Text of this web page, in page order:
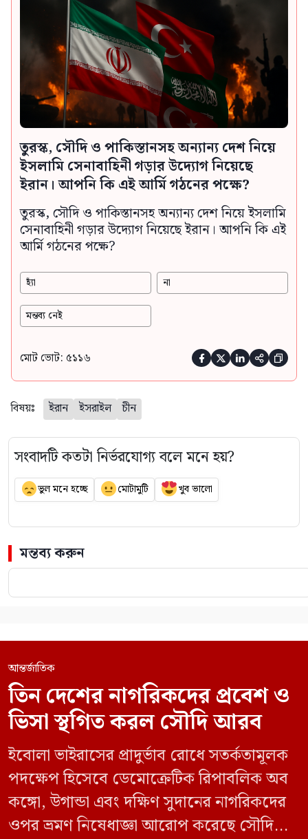
তুরস্ক, সৌদি ও পাকিস্তানসহ অন্যান্য দেশ নিয়ে
ইসলামি সেনাবাহিনী গড়ার উদ্যোগ নিয়েছে
ইরান। আপনি কি এই আর্মি গঠনের পক্ষে?
তুরস্ক, সৌদি ও পাকিস্তানসহ অন্যান্য দেশ নিয়ে ইসলামি
সেনাবাহিনী গড়ার উদ্যোগ নিয়েছে ইরান। আপনি কি এই
আর্মি গঠনের পক্ষে?
হ্যাঁ না
মন্তব্য নেই
মোট ভোট: ৫১১৬     
বিষয়ঃ ইরান ইসরাইল চীন
সংবাদটি কতটা নির্ভরযোগ্য বলে মনে হয়?
ভুল মনে হচ্ছে মোটামুটি খুব ভালো
মন্তব্য করুন
আন্তর্জাতিক
তিন দেশের নাগরিকদের প্রবেশ ও
ভিসা স্থগিত করল সৌদি আরব
ইবোলা ভাইরাসের প্রাদুর্ভাব রোধে সতর্কতামূলক
পদক্ষেপ হিসেবে ডেমোক্রেটিক রিপাবলিক অব
কঙ্গো, উগান্ডা এবং দক্ষিণ সুদানের নাগরিকদের
ওপর ভ্রমণ নিষেধাজ্ঞা আরোপ করেছে সৌদি